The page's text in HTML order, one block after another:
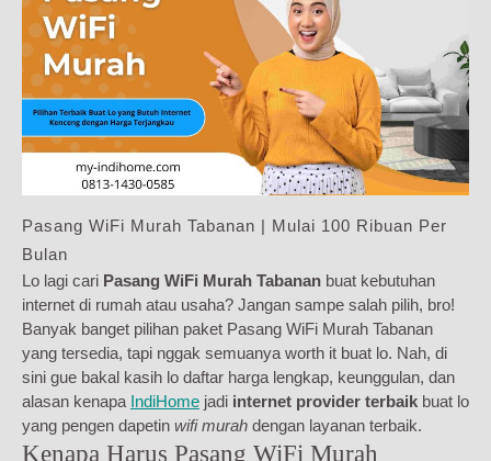
Pasang WiFi Murah Tabanan | Mulai 100 Ribuan Per
Bulan
Lo lagi cari Pasang WiFi Murah Tabanan buat kebutuhan
internet di rumah atau usaha? Jangan sampe salah pilih, bro!
Banyak banget pilihan paket Pasang WiFi Murah Tabanan
yang tersedia, tapi nggak semuanya worth it buat lo. Nah, di
sini gue bakal kasih lo daftar harga lengkap, keunggulan, dan
alasan kenapa IndiHome jadi internet provider terbaik buat lo
yang pengen dapetin wifi murah dengan layanan terbaik.
Kenapa Harus Pasang WiFi Murah